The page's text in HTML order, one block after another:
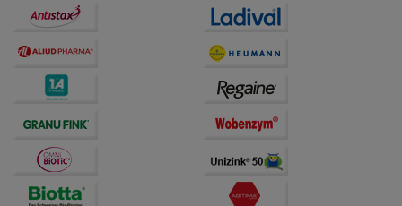
unserer Website sammeln, mit deren Hilfe wir unsere
auf unserer Website aber auch die Werbung auf
Drittseiten möglichst relevant für Sie zu gestalten.
Bitte beachten Sie, dass Daten hierfür teilweise an
Dritte wie z.B. Google oder soziale Medien